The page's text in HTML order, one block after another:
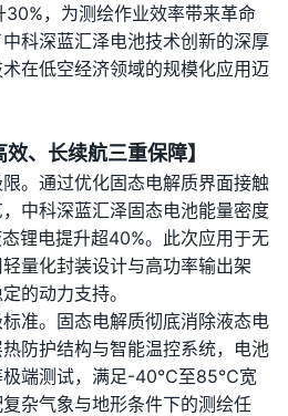
，为测绘作业效率带来革命
科深蓝汇泽电池技术创新的深厚
在低空经济领域的规模化应用迈
、长续航三重保障】
。通过优化固态电解质界面接触
中科深蓝汇泽固态电池能量密度
锂电提升超40%。此次应用于无
量化封装设计与高功率输出架
的动力支持。
准。固态电解质彻底消除液态电
防护结构与智能温控系统，电池
极端测试，满足-40℃至85℃宽
杂气象与地形条件下的测绘任